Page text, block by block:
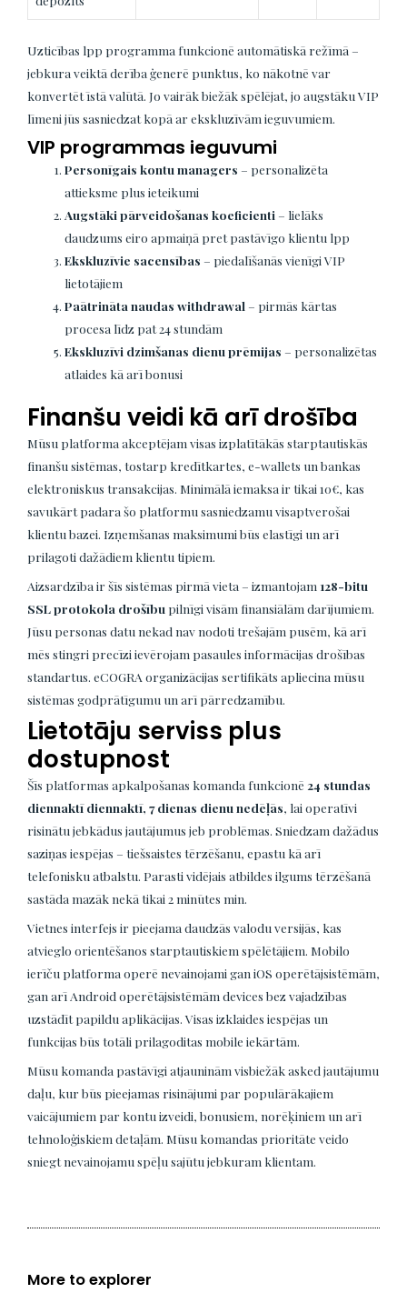
Uzticības lpp programma funkcionē automātiskā režīmā –
jebkura veiktā derība ģenerē punktus, ko nākotnē var
konvertēt īstā valūtā. Jo vairāk biežāk spēlējat, jo augstāku VIP
līmeni jūs sasniedzat kopā ar ekskluzīvām ieguvumiem.
VIP programmas ieguvumi
Personīgais kontu managers – personalizēta
attieksme plus ieteikumi
Augstāki pārveidošanas koeficienti – lielāks
daudzums eiro apmaiņā pret pastāvīgo klientu lpp
Ekskluzīvie sacensības – piedalīšanās vienīgi VIP
lietotājiem
Paātrināta naudas withdrawal – pirmās kārtas
procesa līdz pat 24 stundām
Ekskluzīvi dzimšanas dienu prēmijas – personalizētas
atlaides kā arī bonusi
Finanšu veidi kā arī drošība
Mūsu platforma akceptējam visas izplatītākās starptautiskās
finanšu sistēmas, tostarp kredītkartes, e-wallets un bankas
elektroniskus transakcijas. Minimālā iemaksa ir tikai 10€, kas
savukārt padara šo platformu sasniedzamu visaptverošai
klientu bazei. Izņemšanas maksimumi būs elastīgi un arī
prilagoti dažādiem klientu tipiem.
Aizsardzība ir šīs sistēmas pirmā vieta – izmantojam 128-bitu
SSL protokola drošību pilnīgi visām finansiālām darījumiem.
Jūsu personas datu nekad nav nodoti trešajām pusēm, kā arī
mēs stingri precīzi ievērojam pasaules informācijas drošības
standartus. eCOGRA organizācijas sertifikāts apliecina mūsu
sistēmas godprātīgumu un arī pārredzamību.
Lietotāju serviss plus
dostupnost
Šīs platformas apkalpošanas komanda funkcionē 24 stundas
diennaktī diennaktī, 7 dienas dienu nedēļās, lai operatīvi
risinātu jebkādus jautājumus jeb problēmas. Sniedzam dažādus
saziņas iespējas – tiešsaistes tērzēšanu, epastu kā arī
telefonisku atbalstu. Parasti vidējais atbildes ilgums tērzēšanā
sastāda mazāk nekā tikai 2 minūtes min.
Vietnes interfejs ir pieejama daudzās valodu versijās, kas
atvieglo orientēšanos starptautiskiem spēlētājiem. Mobilo
ierīču platforma operē nevainojami gan iOS operētājsistēmām,
gan arī Android operētājsistēmām devices bez vajadzības
uzstādīt papildu aplikācijas. Visas izklaides iespējas un
funkcijas būs totāli prilagoditas mobile iekārtām.
Mūsu komanda pastāvīgi atjauninām visbiežāk asked jautājumu
daļu, kur būs pieejamas risinājumi par populārākajiem
vaicājumiem par kontu izveidi, bonusiem, norēķiniem un arī
tehnoloģiskiem detaļām. Mūsu komandas prioritāte veido
sniegt nevainojamu spēļu sajūtu jebkuram klientam.
More to explorer